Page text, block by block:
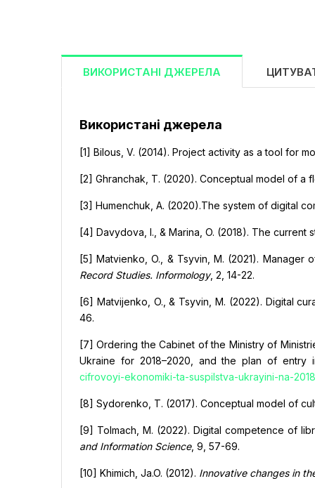
ВИКОРИСТАНІ ДЖЕРЕЛА
Використані джерела
[1] Bilous, V. (2014). Project activity as a tool for
[2] Ghranchak, T. (2020). Conceptual model of a
[3] Humenchuk, A. (2020).The system of digital
[4] Davydova, I., & Marina, O. (2018). The
[5] Matvienko, O., & Tsyvin, M. (2021).
Record Studies. Informology, 2, 14-22.
[6] Matvijenko, O., & Tsyvin, M. (2022). Digital
46.
[7] Ordering the Cabinet of the Ministry of
Ukraine for 2018–2020, and the plan of entry
cifrovoyi-ekonomiki-ta-suspilstva-ukrayini-na-
[8] Sydorenko, T. (2017). Conceptual model of
[9] Tolmach, M. (2022). Digital competence of
and Information Science, 9, 57-69.
[10] Khimich, Ja.O. (2012). Innovative changes in